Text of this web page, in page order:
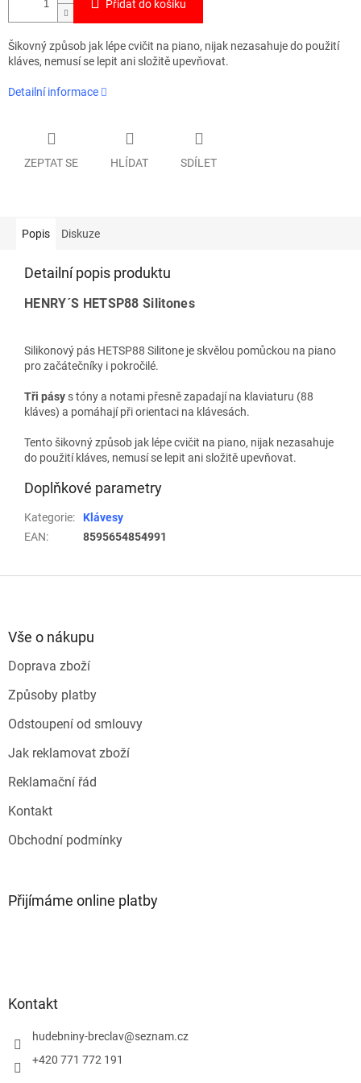
Přidat do košíku
Šikovný způsob jak lépe cvičit na piano, nijak nezasahuje do použití
kláves, nemusí se lepit ani složitě upevňovat.
Detailní informace
ZEPTAT SE HLÍDAT SDÍLET
Popis Diskuze
Detailní popis produktu
HENRY´S HETSP88 Silitones
Silikonový pás HETSP88 Silitone je skvělou pomůckou na piano
pro začátečníky i pokročilé.
Tři pásy s tóny a notami přesně zapadají na klaviaturu (88
kláves) a pomáhají při orientaci na klávesách.
Tento šikovný způsob jak lépe cvičit na piano, nijak nezasahuje
do použití kláves, nemusí se lepit ani složitě upevňovat.
Doplňkové parametry
Kategorie:
Klávesy
EAN: 8595654854991
Vše o nákupu
Doprava zboží
Způsoby platby
Odstoupení od smlouvy
Jak reklamovat zboží
Reklamační řád
Kontakt
Obchodní podmínky
Přijímáme online platby
Kontakt
hudebniny-breclav@seznam.cz
+420 771 772 191